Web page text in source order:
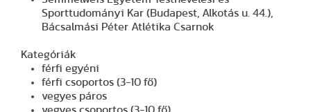
Sporttudományi Kar (Budapest, Alkotás u. 44.),
Bácsalmási Péter Atlétika Csarnok
Kategóriák
férfi egyéni
férfi csoportos (3-10 fő)
vegyes páros
vegyes csoportos (3-10 fő)